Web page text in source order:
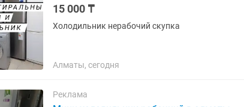
15 000 ₸
Холодильник нерабочий скупка
Алматы, сегодня
Реклама